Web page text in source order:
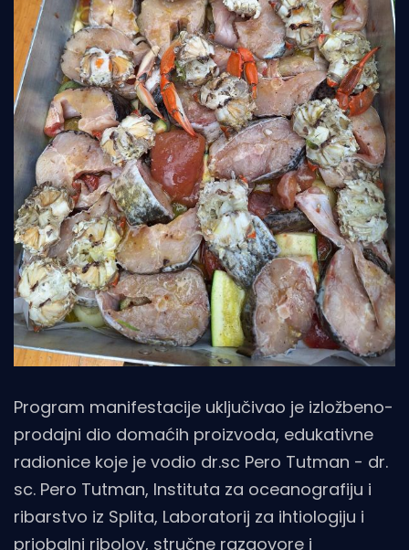
Program manifestacije uključivao je izložbeno-
prodajni dio domaćih proizvoda, edukativne
radionice koje je vodio dr.sc Pero Tutman - dr.
sc. Pero Tutman, Instituta za oceanografiju i
ribarstvo iz Splita, Laboratorij za ihtiologiju i
priobalni ribolov, stručne razgovore i